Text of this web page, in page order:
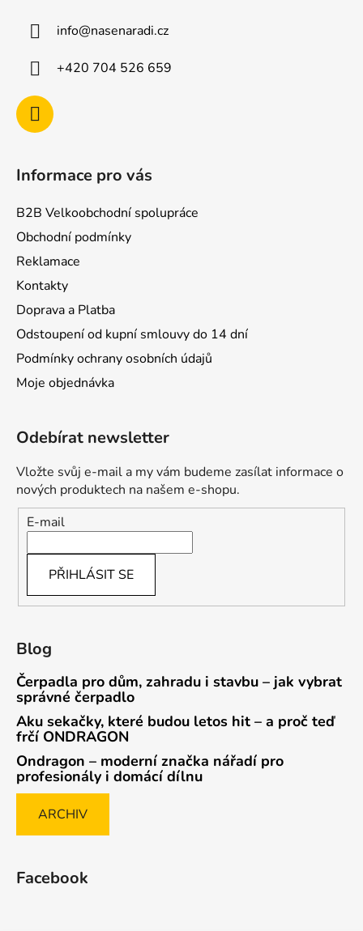
info@nasenaradi.cz
+420 704 526 659
Informace pro vás
B2B Velkoobchodní spolupráce
Obchodní podmínky
Reklamace
Kontakty
Doprava a Platba
Odstoupení od kupní smlouvy do 14 dní
Podmínky ochrany osobních údajů
Moje objednávka
Odebírat newsletter
Vložte svůj e-mail a my vám budeme zasílat informace o
nových produktech na našem e-shopu.
E-mail
PŘIHLÁSIT SE
Blog
Čerpadla pro dům, zahradu i stavbu – jak vybrat
správné čerpadlo
Aku sekačky, které budou letos hit – a proč teď
frčí ONDRAGON
Ondragon – moderní značka nářadí pro
profesionály i domácí dílnu
ARCHIV
Facebook